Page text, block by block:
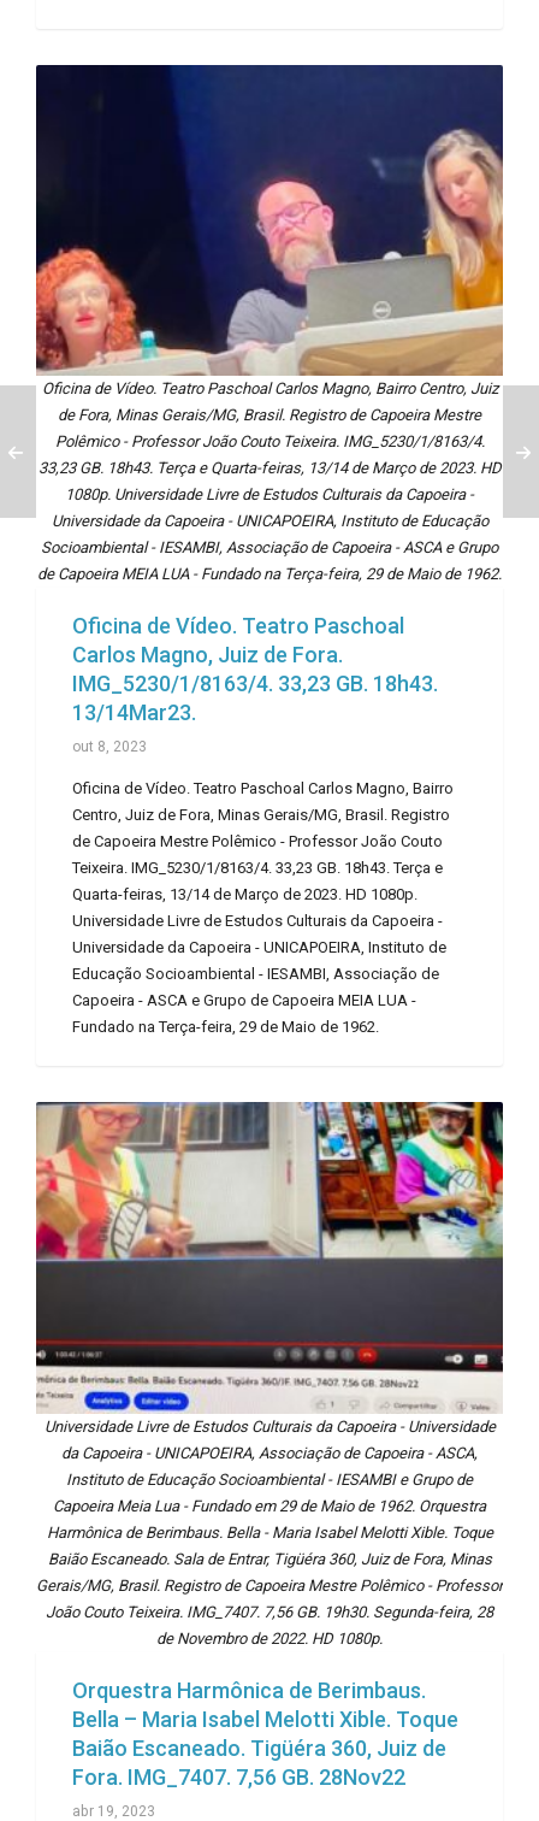
Oficina de Vídeo. Teatro Paschoal Carlos Magno, Bairro Centro, Juiz
de Fora, Minas Gerais/MG, Brasil. Registro de Capoeira Mestre
Polêmico - Professor João Couto Teixeira. IMG_5230/1/8163/4.
33,23 GB. 18h43. Terça e Quarta-feiras, 13/14 de Março de 2023. HD
1080p. Universidade Livre de Estudos Culturais da Capoeira -
Universidade da Capoeira - UNICAPOEIRA, Instituto de Educação
Socioambiental - IESAMBI, Associação de Capoeira - ASCA e Grupo
de Capoeira MEIA LUA - Fundado na Terça-feira, 29 de Maio de 1962.
Oficina de Vídeo. Teatro Paschoal
Carlos Magno, Juiz de Fora.
IMG_5230/1/8163/4. 33,23 GB. 18h43.
13/14Mar23.
out 8, 2023
Oficina de Vídeo. Teatro Paschoal Carlos Magno, Bairro
Centro, Juiz de Fora, Minas Gerais/MG, Brasil. Registro
de Capoeira Mestre Polêmico - Professor João Couto
Teixeira. IMG_5230/1/8163/4. 33,23 GB. 18h43. Terça e
Quarta-feiras, 13/14 de Março de 2023. HD 1080p.
Universidade Livre de Estudos Culturais da Capoeira -
Universidade da Capoeira - UNICAPOEIRA, Instituto de
Educação Socioambiental - IESAMBI, Associação de
Capoeira - ASCA e Grupo de Capoeira MEIA LUA -
Fundado na Terça-feira, 29 de Maio de 1962.
Universidade Livre de Estudos Culturais da Capoeira - Universidade
da Capoeira - UNICAPOEIRA, Associação de Capoeira - ASCA,
Instituto de Educação Socioambiental - IESAMBI e Grupo de
Capoeira Meia Lua - Fundado em 29 de Maio de 1962. Orquestra
Harmônica de Berimbaus. Bella - Maria Isabel Melotti Xible. Toque
Baião Escaneado. Sala de Entrar, Tigüéra 360, Juiz de Fora, Minas
Gerais/MG, Brasil. Registro de Capoeira Mestre Polêmico - Professor
João Couto Teixeira. IMG_7407. 7,56 GB. 19h30. Segunda-feira, 28
de Novembro de 2022. HD 1080p.
Orquestra Harmônica de Berimbaus.
Bella – Maria Isabel Melotti Xible. Toque
Baião Escaneado. Tigüéra 360, Juiz de
Fora. IMG_7407. 7,56 GB. 28Nov22
abr 19, 2023